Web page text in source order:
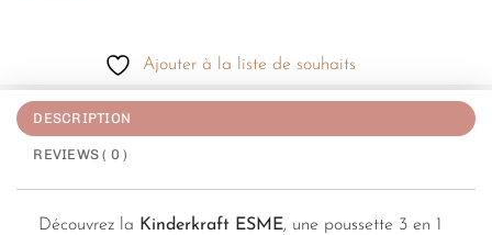
Ajouter à la liste de souhaits
DESCRIPTION
REVIEWS ( 0 )
Découvrez la Kinderkraft ESME, une poussette 3 en 1